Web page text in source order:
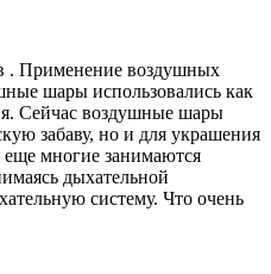
. Применение воздушных
шары использовались как
Сейчас воздушные шары
забаву, но и для украшения
еще многие занимаются
дыхательной
систему. Что очень